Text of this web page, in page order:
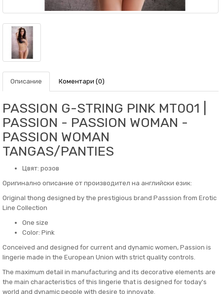
Описание Коментари (0)
PASSION G-STRING PINK MT001 |
PASSION - PASSION WOMAN -
PASSION WOMAN
TANGAS/PANTIES
Цвят: розов
Оригинално описание от производител на английски език:
Original thong designed by the prestigious brand Passsion from Erotic
Line Collection
One size
Color: Pink
Conceived and designed for current and dynamic women, Passion is
lingerie made in the European Union with strict quality controls.
The maximum detail in manufacturing and its decorative elements are
the main characteristics of this lingerie that is designed for today's
world and dynamic people with desire to innovate.